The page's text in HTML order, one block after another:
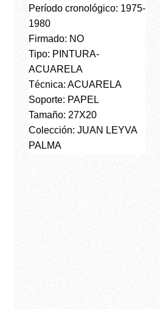
Período cronológico: 1975-
1980
Firmado: NO
Tipo: PINTURA-
ACUARELA
Técnica: ACUARELA
Soporte: PAPEL
Tamaño: 27X20
Colección: JUAN LEYVA
PALMA